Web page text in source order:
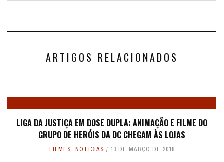
ARTIGOS RELACIONADOS
LIGA DA JUSTIÇA EM DOSE DUPLA: ANIMAÇÃO E FILME DO
GRUPO DE HERÓIS DA DC CHEGAM ÀS LOJAS
FILMES, NOTICIAS 13 DE MARÇO DE 2018